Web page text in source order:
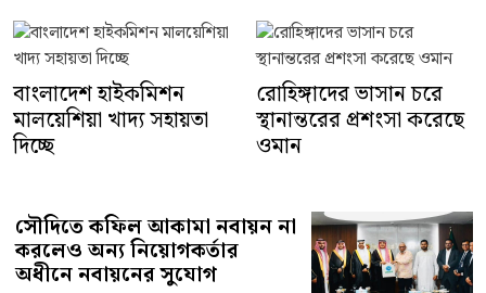
বাংলাদেশ হাইকমিশন
মালয়েশিয়া খাদ্য সহায়তা
দিচ্ছে
রোহিঙ্গাদের ভাসান চরে
স্থানান্তরের প্রশংসা করেছে
ওমান
সৌদিতে কফিল আকামা নবায়ন না
করলেও অন্য নিয়োগকর্তার
অধীনে নবায়নের সুযোগ